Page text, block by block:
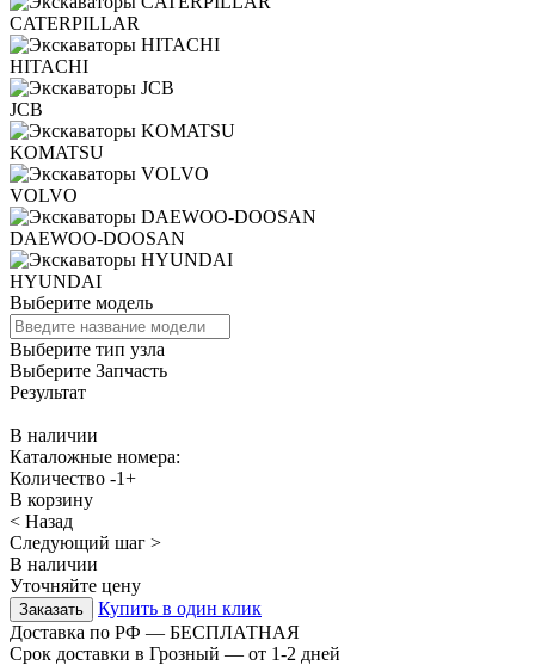
CATERPILLAR
HITACHI
JCB
KOMATSU
VOLVO
DAEWOO-DOOSAN
HYUNDAI
Выберите модель
Выберите тип узла
Выберите Запчасть
Результат
В наличии
Каталожные номера:
Количество -1+
В корзину
< Назад
Следующий шаг >
В наличии
Уточняйте цену
Купить в один клик
Доставка по РФ — БЕСПЛАТНАЯ
Срок доставки в Грозный — от 1-2 дней